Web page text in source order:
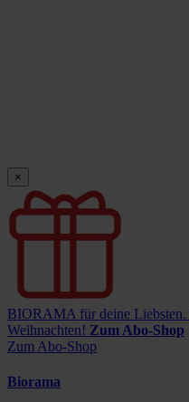
×
BIORAMA für deine Liebsten.
Weihnachten! Zum Abo-Shop
Zum Abo-Shop
Biorama